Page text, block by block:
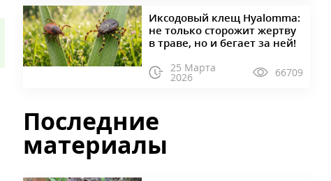
Иксодовый клещ Hyalomma:
не только сторожит жертву
в траве, но и бегает за ней!
25 Марта
2026 66709
Последние
материалы